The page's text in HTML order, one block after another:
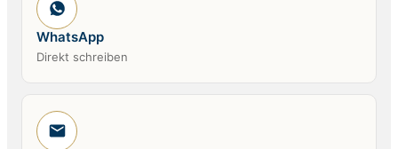
WhatsApp
Direkt schreiben